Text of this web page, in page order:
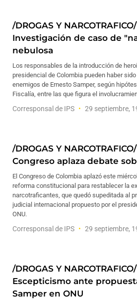
/DROGAS Y
Investigación de caso de
nebulosa
Los responsables de la introducción de
presidencial de Colombia pueden haber
enemigos de Ernesto Samper, según
Fiscalía, entre las que figura el
Corresponsal de IPS 29 septiembre,
/DROGAS Y
Congreso aplaza debate
El Congreso de Colombia aplazó este
reforma constitucional para restablecer la
narcotraficantes, que quedó supeditada al
judicial internacional propuesto por el
ONU.
Corresponsal de IPS 29 septiembre,
/DROGAS Y
Escepticismo ante
Samper en ONU